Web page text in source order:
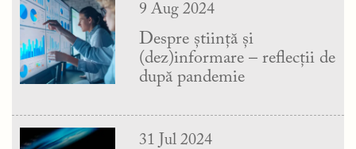
9 Aug 2024
Despre știință și
(dez)informare – reflecții de
după pandemie
31 Jul 2024